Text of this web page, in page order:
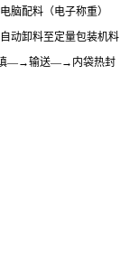
配料（电子称重）
卸料至定量包装机料
填―→输送―→内袋热封